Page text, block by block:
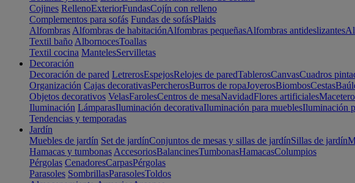
Cojines RellenoExteriorFundasCojín con relleno
Complementos para sofás Fundas de sofásPlaids
Alfombras Alfombras de habitaciónAlfombras pequeñasAlfombras antideslizantes
Textil baño AlbornocesToallas
Textil cocina MantelesServilletas
Decoración
Decoración de pared LetrerosEspejosRelojes de paredTablerosCanvasCuadros
Organización Cajas decorativasPercherosBurros de ropaJoyerosBiombosCestas
Objetos decorativos VelasFarolesCentros de mesaNavidadFlores artificiales
Iluminación LámparasIluminación decorativaIluminación para mueblesIluminación
Tendencias y temporadas
Jardín
Muebles de jardín Set de jardínConjuntos de mesas y sillas de jardínSillas de jardín
Hamacas y tumbonas AccesoriosBalancinesTumbonasHamacasColumpios
Pérgolas CenadoresCarpasPérgolas
Parasoles SombrillasParasolesToldos